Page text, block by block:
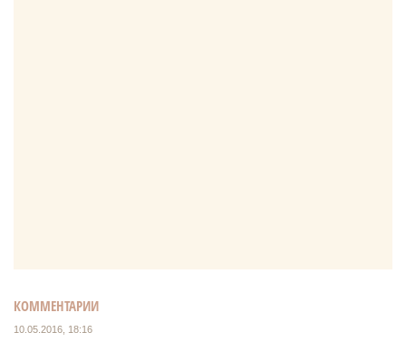
КОММЕНТАРИИ
10.05.2016, 18:16